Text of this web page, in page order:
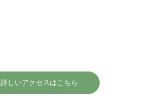
詳しいアクセスはこちら